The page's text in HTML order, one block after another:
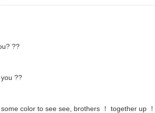
??
you ??
color to see see, brothers ！ together up